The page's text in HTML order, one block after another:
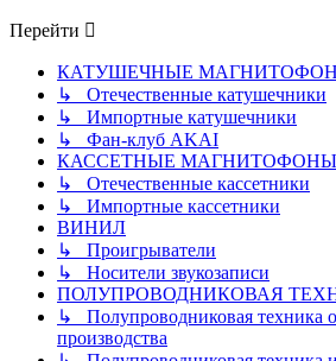
Перейти
КАТУШЕЧНЫЕ
↳ Отечественные катушечники
↳ Импортные катушечники
↳ Фан-клуб AKAI
КАССЕТНЫЕ МАГНИТОФОНЫ
↳ Отечественные кассетники
↳ Импортные кассетники
ВИНИЛ
↳ Проигрыватели
↳ Носители звукозаписи
ПОЛУПРОВОДНИКОВАЯ
↳ Полупроводниковая техника
производства